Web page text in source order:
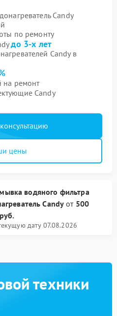
Candy
по ремонту
до 3-х лет
Candy в
на ремонт
Candy
цены
водяного фильтра
Candy от 500
руб.
дату 07.08.2026
техники